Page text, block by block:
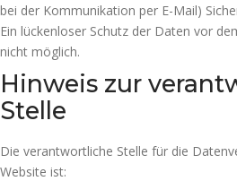
bei der Kommunikation per E-Mail)
Ein lückenloser Schutz der Daten vor
nicht möglich.
Hinweis zur
Stelle
Die verantwortliche Stelle für die
Website ist: